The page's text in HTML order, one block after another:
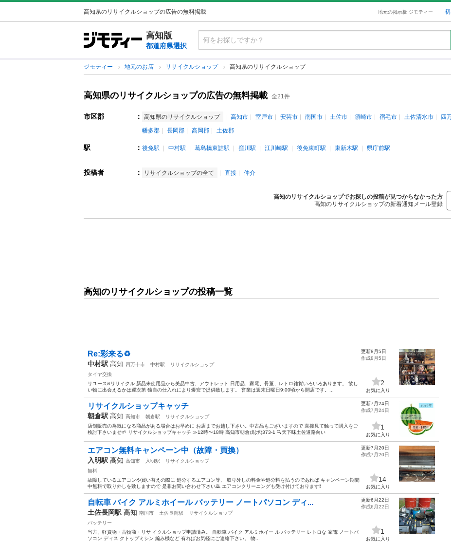
高知県のリサイクルショップの広告の無料掲載 地元の掲示板 ジモティー
高知版
都道府県選択
ジモティー 地元のお店 リサイクルショップ 高知県のリサイクルショップ
高知県のリサイクルショップの広告の無料掲載 全21件
市区郡 ： 高知県のリサイクルショップ 高知市 室戸市 安芸市 南国市 土佐市 須崎市 宿毛市 土佐清水市 四
幡多郡
長岡郡 高岡郡 土佐郡
駅 ： 後免駅 中村駅 葛島橋東詰駅 窪川駅 江川崎駅 後免東町駅 東新木駅
県庁前駅
投稿者 ： リサイクルショップの全て 直接 仲介
高知のリサイクルショップでお探しの投稿が見つからなかった方
高知のリサイクルショップの新着通知メール登録
高知のリサイクルショップの投稿一覧
Re:彩来る♻️
中村駅 高知 四万十市 中村駅
リサイクルショップ
タイヤ交換
リユース&リサイクル 新品未使用品から美品中古、アウトレット 日用品、家電、骨董、レトロ雑貨いろいろあります。 欲し
い物に出会えるかは運次第 独自の仕入れにより爆安で提供致します。 営業は週末日曜日9:00頃から開店です。...
更新8月5日
作成8月5日
2
お気に入り
リサイクルショップキャッチ
朝倉駅 高知 高知市 朝倉駅
リサイクルショップ
店舗販売の為気になる商品がある場合はお早めに お店までお越し下さい。中古品もございますので 直接見て触って購入をご
検討下さいませ🌱 リサイクルショップキャッチ ≫12時〜18時 高知市朝倉戊(ボ)373-1 🔍天下味土佐道路向い
更新7月24日
作成7月24日
1
お気に入り
エアコン無料キャンペーン中（故障・買換）
入明駅 高知 高知市 入明駅
リサイクルショップ
無料
故障しているエアコンや買い替えの際に 処分するエアコン等、 取り外しの料金や処分料を払うのであれば キャンペーン期間
中無料で取り外しを致しますので 是非お問い合わせ下さい🙇 エアコンクリーニングも受け付けております❗️
更新7月20日
作成7月20日
14
お気に入り
自転車 バイク アルミホイール バッテリー ノートパソコン ディ...
土佐長岡駅 高知 南国市 土佐長岡駅
リサイクルショップ
バッテリー
当方、軽貨物・古物商・リサ イクルショップ申請済み。 自転車 バイク アルミホイー ル バッテリー レトロな 家電 ノートパ
ソコン ディス クトップミシン 編み機など 有ればお気軽にご連絡下さい。 物...
更新6月22日
作成6月22日
1
お気に入り